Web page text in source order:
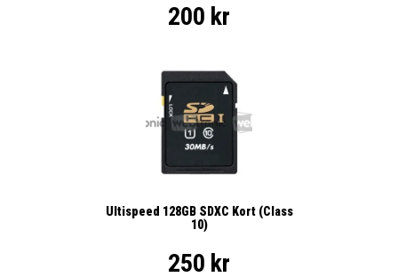
200 kr
Ultispeed 128GB SDXC Kort (Class
10)
250 kr